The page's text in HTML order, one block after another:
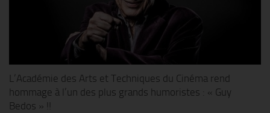
L’Académie des Arts et Techniques du Cinéma rend
hommage à l’un des plus grands humoristes : « Guy
Bedos » !!